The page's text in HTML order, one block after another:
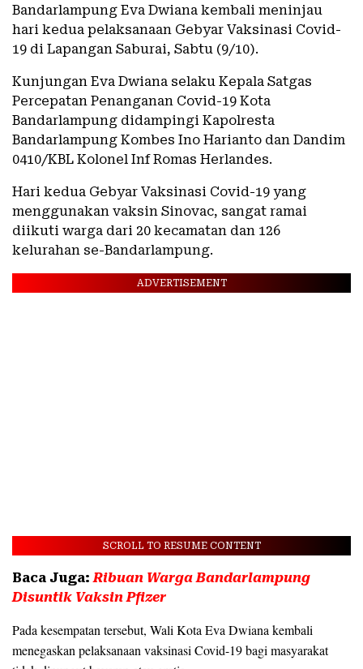
Bandarlampung Eva Dwiana kembali meninjau
hari kedua pelaksanaan Gebyar Vaksinasi Covid-
19 di Lapangan Saburai, Sabtu (9/10).
Kunjungan Eva Dwiana selaku Kepala Satgas
Percepatan Penanganan Covid-19 Kota
Bandarlampung didampingi Kapolresta
Bandarlampung Kombes Ino Harianto dan Dandim
0410/KBL Kolonel Inf Romas Herlandes.
Hari kedua Gebyar Vaksinasi Covid-19 yang
menggunakan vaksin Sinovac, sangat ramai
diikuti warga dari 20 kecamatan dan 126
kelurahan se-Bandarlampung.
ADVERTISEMENT
SCROLL TO RESUME CONTENT
Baca Juga:Ribuan Warga Bandarlampung
Disuntik Vaksin Pfizer
Pada kesempatan tersebut, Wali Kota Eva Dwiana kembali
menegaskan pelaksanaan vaksinasi Covid-19 bagi masyarakat